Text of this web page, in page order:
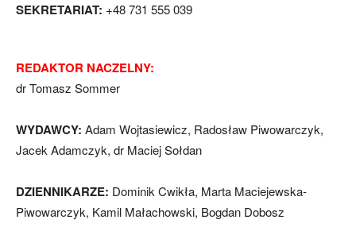
SEKRETARIAT: +48 731 555 039
REDAKTOR NACZELNY:
dr Tomasz Sommer
WYDAWCY: Adam Wojtasiewicz, Radosław Piwowarczyk,
Jacek Adamczyk, dr Maciej Sołdan
DZIENNIKARZE: Dominik Cwikła, Marta Maciejewska-
Piwowarczyk, Kamil Małachowski, Bogdan Dobosz